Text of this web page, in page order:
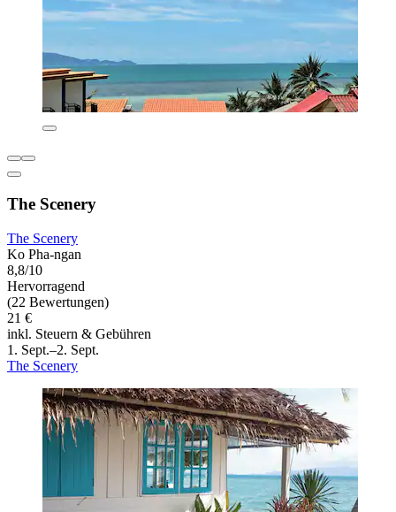
The Scenery
The Scenery
Ko Pha-ngan
8,8/10
Hervorragend
(22 Bewertungen)
21 €
inkl. Steuern & Gebühren
1. Sept.–2. Sept.
The Scenery